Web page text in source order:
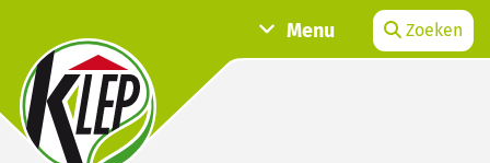
Menu Zoeken